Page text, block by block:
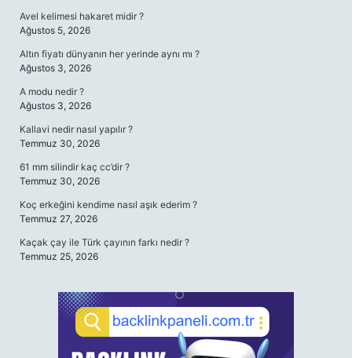
Avel kelimesi hakaret midir ?
Ağustos 5, 2026
Altın fiyatı dünyanın her yerinde aynı mı ?
Ağustos 3, 2026
A modu nedir ?
Ağustos 3, 2026
Kallavi nedir nasıl yapılır ?
Temmuz 30, 2026
61 mm silindir kaç cc’dir ?
Temmuz 30, 2026
Koç erkeğini kendime nasıl aşık ederim ?
Temmuz 27, 2026
Kaçak çay ile Türk çayının farkı nedir ?
Temmuz 25, 2026